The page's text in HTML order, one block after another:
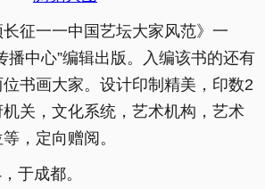
征一一中国艺坛大家风范》一
播中心”编辑出版。入编该书的还有
书画大家。设计印制精美，印数2
关，文化系统，艺术机构，艺术
，定向赠阅。
于成都。